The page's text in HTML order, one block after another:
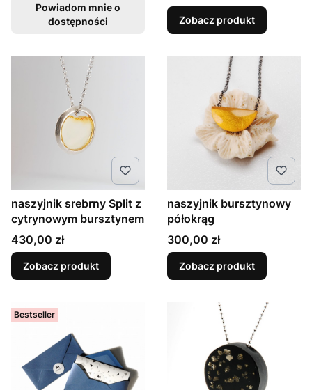
Powiadom mnie o
dostępności
Zobacz produkt
naszyjnik srebrny Split z
cytrynowym bursztynem
Cena
430,00 zł
Zobacz produkt
naszyjnik bursztynowy
półokrąg
Cena
300,00 zł
Zobacz produkt
Bestseller